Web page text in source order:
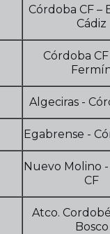
Córdoba CF –
Cádiz
Córdoba CF
Algeciras -
Egabrense -
Nuevo Molino
CF
Atco.
Bosco